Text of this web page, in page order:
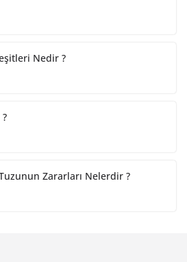
Nedir ?
Zararları Nelerdir ?